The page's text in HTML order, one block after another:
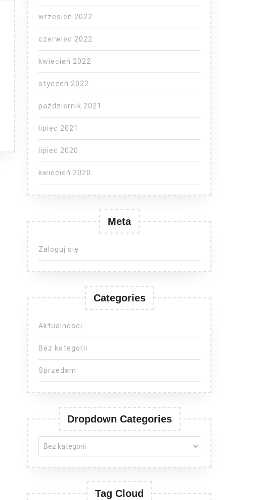
wrzesień 2022
czerwiec 2022
kwiecień 2022
styczeń 2022
październik 2021
lipiec 2021
lipiec 2020
kwiecień 2020
Meta
Zaloguj się
Categories
Aktualnosci
Bez kategorii
Sprzedam
Dropdown Categories
Tag Cloud